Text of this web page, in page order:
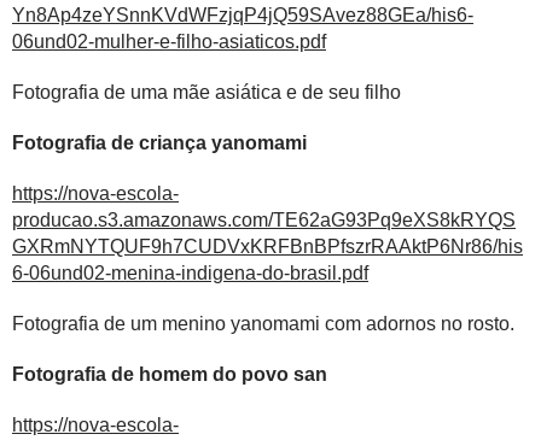
Yn8Ap4zeYSnnKVdWFzjqP4jQ59SAvez88GEa/his6-
06und02-mulher-e-filho-asiaticos.pdf
Fotografia de uma mãe asiática e de seu filho
Fotografia de criança yanomami
https://nova-escola-
producao.s3.amazonaws.com/TE62aG93Pq9eXS8kRYQS
GXRmNYTQUF9h7CUDVxKRFBnBPfszrRAAktP6Nr86/his
6-06und02-menina-indigena-do-brasil.pdf
Fotografia de um menino yanomami com adornos no rosto.
Fotografia de homem do povo san
https://nova-escola-